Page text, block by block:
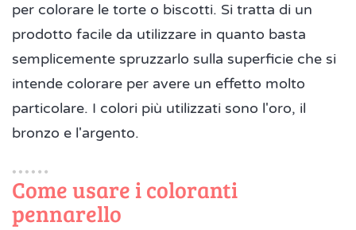
per colorare le torte o biscotti. Si tratta di un
prodotto facile da utilizzare in quanto basta
semplicemente spruzzarlo sulla superficie che si
intende colorare per avere un effetto molto
particolare. I colori più utilizzati sono l'oro, il
bronzo e l'argento.
Come usare i coloranti
pennarello